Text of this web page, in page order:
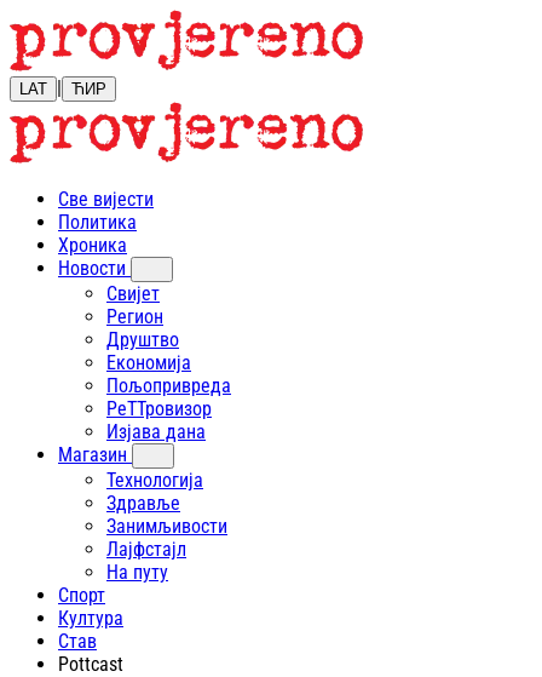
LAT | ЋИР
Све вијести
Политика
Хроника
Новости
Свијет
Регион
Друштво
Економија
Пољопривреда
РеТТровизор
Изјава дана
Магазин
Технологија
Здравље
Занимљивости
Лајфстajл
На путу
Спорт
Култура
Став
Pottcast